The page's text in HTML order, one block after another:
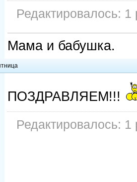
Редактировалось:
Мама и бабушка.
ПОЗДРАВЛЯЕМ!!!
Редактировалось: